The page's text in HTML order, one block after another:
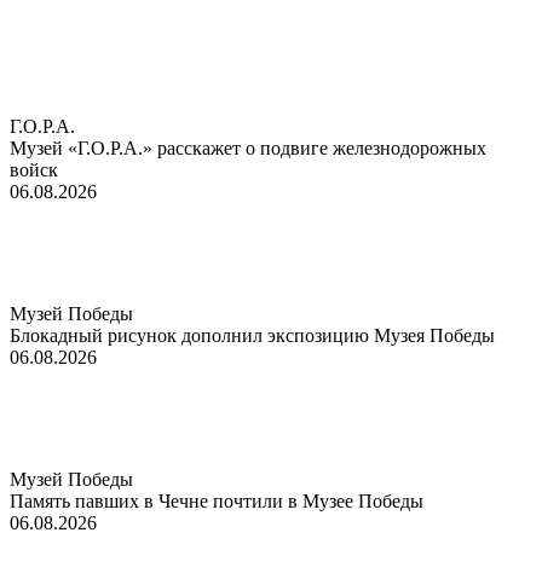
Г.О.Р.А.
Музей «Г.О.Р.А.» расскажет о подвиге железнодорожных
войск
06.08.2026
Музей Победы
Блокадный рисунок дополнил экспозицию Музея Победы
06.08.2026
Музей Победы
Память павших в Чечне почтили в Музее Победы
06.08.2026